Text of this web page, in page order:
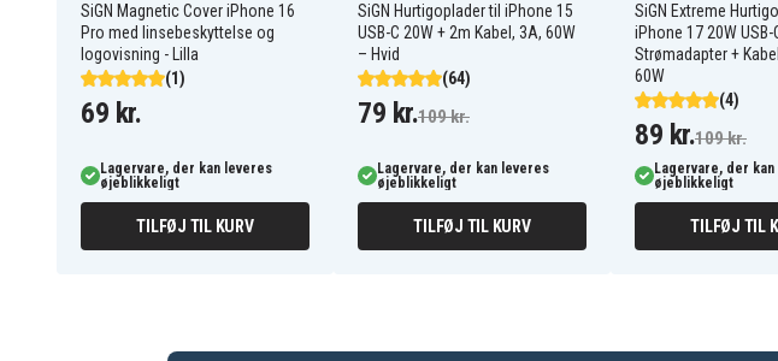
SiGN Magnetic Cover iPhone 16
Pro med linsebeskyttelse og
logovisning - Lilla
(1)
69 kr.
Lagervare, der kan leveres
øjeblikkeligt
TILFØJ TIL KURV
SiGN Hurtigoplader til iPhone 15
USB-C 20W + 2m Kabel, 3A, 60W
– Hvid
(64)
79 kr.109 kr.
Lagervare, der kan leveres
øjeblikkeligt
TILFØJ TIL KURV
SiGN Extreme
iPhone 17 20W USB-
Strømadapter +
60W
(4)
89 kr.109 kr.
Lagervare, der
øjeblikkeligt
TILFØJ TIL